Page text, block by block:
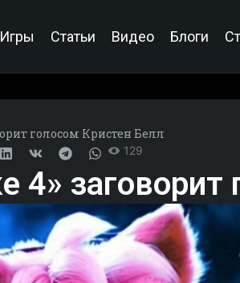
Игры Статьи Видео Блоги
голосом Кристен Белл
129
4» заговорит